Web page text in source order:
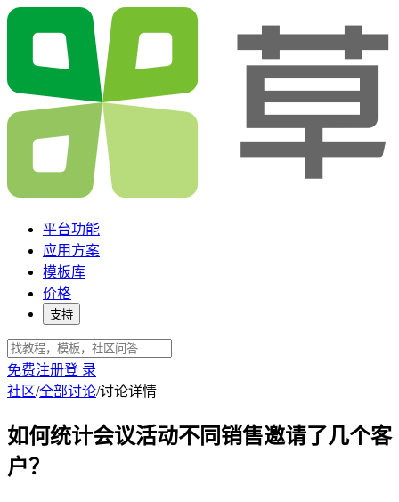
平台功能
应用方案
模板库
价格
支持
免费注册登 录
社区/全部讨论/讨论详情
如何统计会议活动不同销售邀请了几个客
户？